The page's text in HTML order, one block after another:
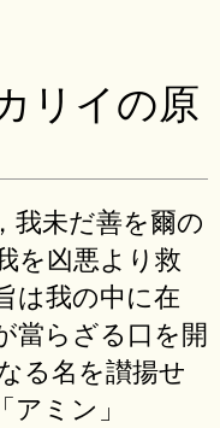
リイの原
我未だ善を爾の
を凶悪より救
は我の中に在
當らざる口を開
る名を讃揚せ
ミン」